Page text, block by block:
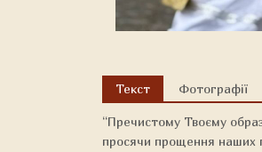
Текст Фотографії
“Пречистому Твоєму
просячи прощення наших